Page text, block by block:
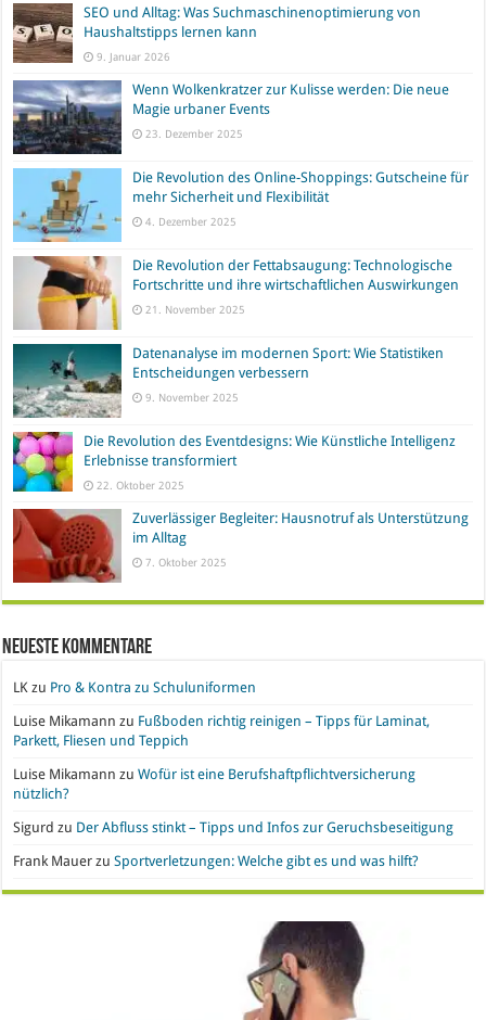
SEO und Alltag: Was Suchmaschinenoptimierung von
Haushaltstipps lernen kann
9. Januar 2026
Wenn Wolkenkratzer zur Kulisse werden: Die neue
Magie urbaner Events
23. Dezember 2025
Die Revolution des Online-Shoppings: Gutscheine für
mehr Sicherheit und Flexibilität
4. Dezember 2025
Die Revolution der Fettabsaugung: Technologische
Fortschritte und ihre wirtschaftlichen Auswirkungen
21. November 2025
Datenanalyse im modernen Sport: Wie Statistiken
Entscheidungen verbessern
9. November 2025
Die Revolution des Eventdesigns: Wie Künstliche Intelligenz
Erlebnisse transformiert
22. Oktober 2025
Zuverlässiger Begleiter: Hausnotruf als Unterstützung
im Alltag
7. Oktober 2025
Neueste Kommentare
LK zu Pro & Kontra zu Schuluniformen
Luise Mikamann zu Fußboden richtig reinigen – Tipps für Laminat,
Parkett, Fliesen und Teppich
Luise Mikamann zuWofür ist eine Berufshaftpflichtversicherung
nützlich?
Sigurd zu Der Abfluss stinkt – Tipps und Infos zur Geruchsbeseitigung
Frank Mauer zuSportverletzungen: Welche gibt es und was hilft?